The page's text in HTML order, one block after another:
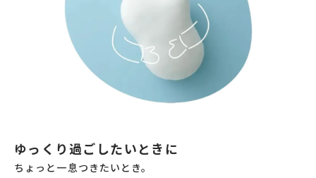
ゆっくり過ごしたいときに
ちょっと一息つきたいとき。